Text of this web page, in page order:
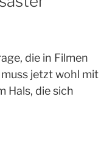
die in Filmen
jetzt wohl mit
Hals, die sich